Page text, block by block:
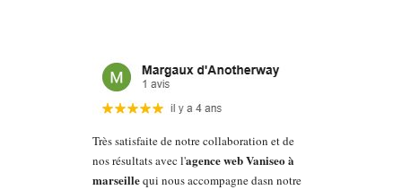
Très satisfaite de notre collaboration et de
nos résultats avec l'agence web Vaniseo à
marseillequi nous accompagne dasn notre